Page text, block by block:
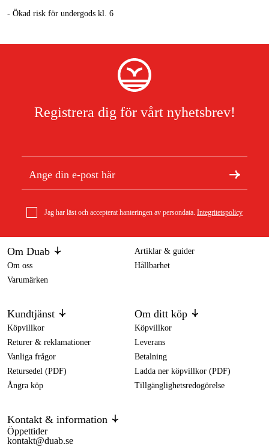
- Ökad risk för undergods kl. 6
Registrera dig för vårt nyhetsbrev!
Jag har läst och accepterat hanteringen av persondata. Integritetspolicy
Om Duab
Om oss
Varumärken
Artiklar & guider
Hållbarhet
Kundtjänst
Köpvillkor
Returer & reklamationer
Vanliga frågor
Retursedel (PDF)
Ångra köp
Om ditt köp
Köpvillkor
Leverans
Betalning
Ladda ner köpvillkor (PDF)
Tillgänglighetsredogörelse
Kontakt & information
Öppettider
kontakt@duab.se